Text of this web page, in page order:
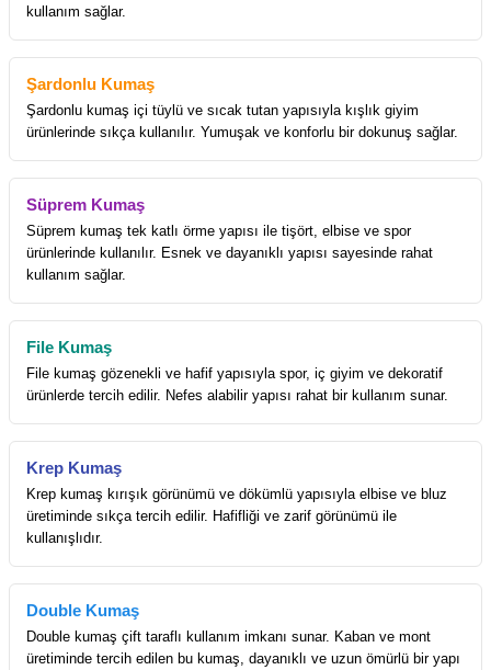
kullanım sağlar.
Şardonlu Kumaş
Şardonlu kumaş içi tüylü ve sıcak tutan yapısıyla kışlık giyim
ürünlerinde sıkça kullanılır. Yumuşak ve konforlu bir dokunuş sağlar.
Süprem Kumaş
Süprem kumaş tek katlı örme yapısı ile tişört, elbise ve spor
ürünlerinde kullanılır. Esnek ve dayanıklı yapısı sayesinde rahat
kullanım sağlar.
File Kumaş
File kumaş gözenekli ve hafif yapısıyla spor, iç giyim ve dekoratif
ürünlerde tercih edilir. Nefes alabilir yapısı rahat bir kullanım sunar.
Krep Kumaş
Krep kumaş kırışık görünümü ve dökümlü yapısıyla elbise ve bluz
üretiminde sıkça tercih edilir. Hafifliği ve zarif görünümü ile
kullanışlıdır.
Double Kumaş
Double kumaş çift taraflı kullanım imkanı sunar. Kaban ve mont
üretiminde tercih edilen bu kumaş, dayanıklı ve uzun ömürlü bir yapı